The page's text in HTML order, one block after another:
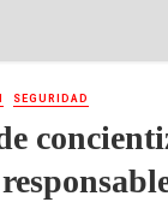
SEGURIDAD